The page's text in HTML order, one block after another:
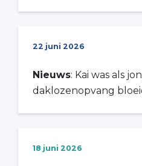
22 juni 2026
Nieuws: Kai was als
daklozenopvang
18 juni 2026